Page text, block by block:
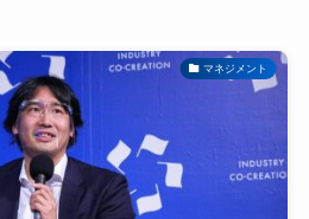
マネジメント